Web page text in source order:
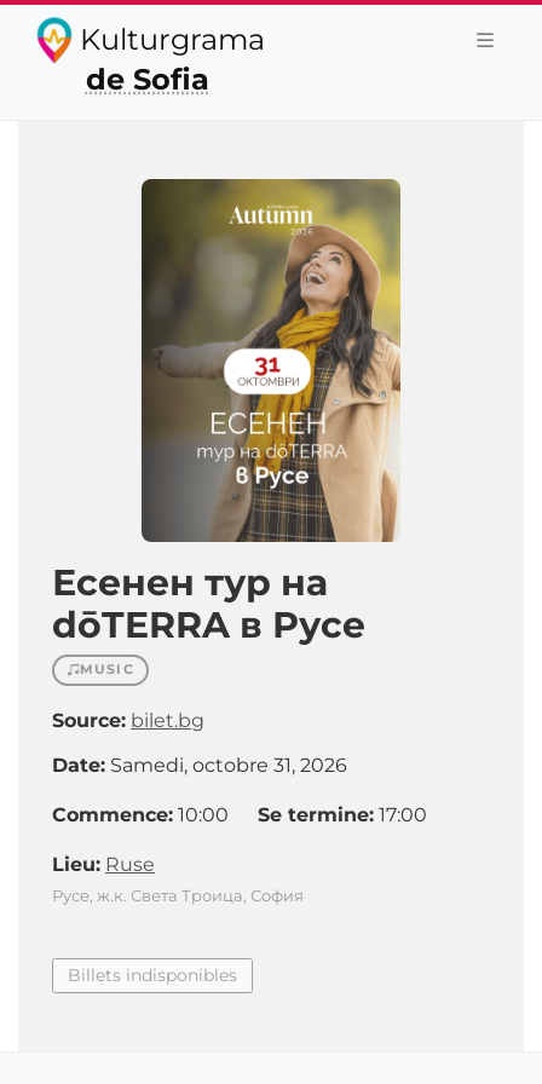
Kulturgrama
de Sofia
Есенен тур на
dōTERRA в Русе
MUSIC
Source: bilet.bg
Date: Samedi, octobre 31, 2026
Commence: 10:00 Se termine: 17:00
Lieu: Ruse
Русе, ж.к. Света Троица, София
Billets indisponibles